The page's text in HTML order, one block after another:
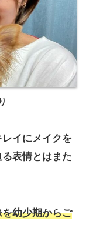
イにメイクを
表情とはまた
幼少期からご